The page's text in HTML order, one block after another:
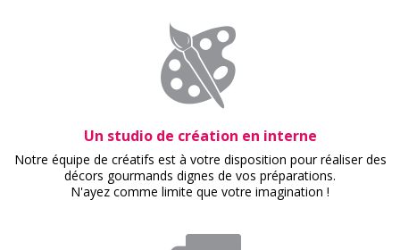
Un studio de création en interne
Notre équipe de créatifs est à votre disposition pour réaliser des
décors gourmands dignes de vos préparations.
N'ayez comme limite que votre imagination !